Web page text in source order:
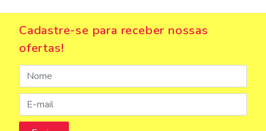
Cadastre-se para receber nossas
ofertas!